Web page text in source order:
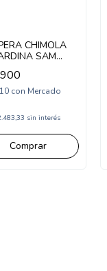
CHIMOLA
SAM
ESPALDA
con Mercado
sin interés
Comprar